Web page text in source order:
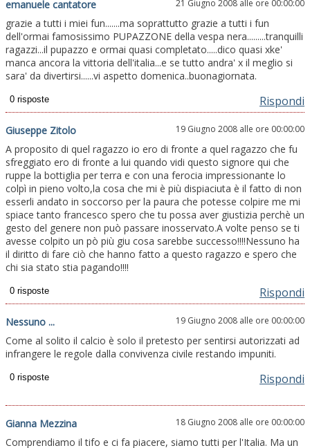
emanuele cantatore 21 Giugno 2008 alle ore 00:00:00
grazie a tutti i miei fun.......ma soprattutto grazie a tutti i fun
dell'ormai famosissimo PUPAZZONE della vespa nera.........tranquilli
ragazzi...il pupazzo e ormai quasi completato.....dico quasi xke'
manca ancora la vittoria dell'italia...e se tutto andra' x il meglio si
sara' da divertirsi......vi aspetto domenica..buonagiornata.
Rispondi
Giuseppe Zitolo 19 Giugno 2008 alle ore 00:00:00
A proposito di quel ragazzo io ero di fronte a quel ragazzo che fu
sfreggiato ero di fronte a lui quando vidi questo signore qui che
ruppe la bottiglia per terra e con una ferocia impressionante lo
colpì in pieno volto,la cosa che mi è più dispiaciuta è il fatto di non
esserli andato in soccorso per la paura che potesse colpire me mi
spiace tanto francesco spero che tu possa aver giustizia perchè un
gesto del genere non può passare inosservato.A volte penso se ti
avesse colpito un pò più giu cosa sarebbe successo!!!!Nessuno ha
il diritto di fare ciò che hanno fatto a questo ragazzo e spero che
chi sia stato stia pagando!!!!
Rispondi
Nessuno ... 19 Giugno 2008 alle ore 00:00:00
Come al solito il calcio è solo il pretesto per sentirsi autorizzati ad
infrangere le regole dalla convivenza civile restando impuniti.
Rispondi
Gianna Mezzina 18 Giugno 2008 alle ore 00:00:00
Comprendiamo il tifo e ci fa piacere, siamo tutti per l'Italia. Ma un